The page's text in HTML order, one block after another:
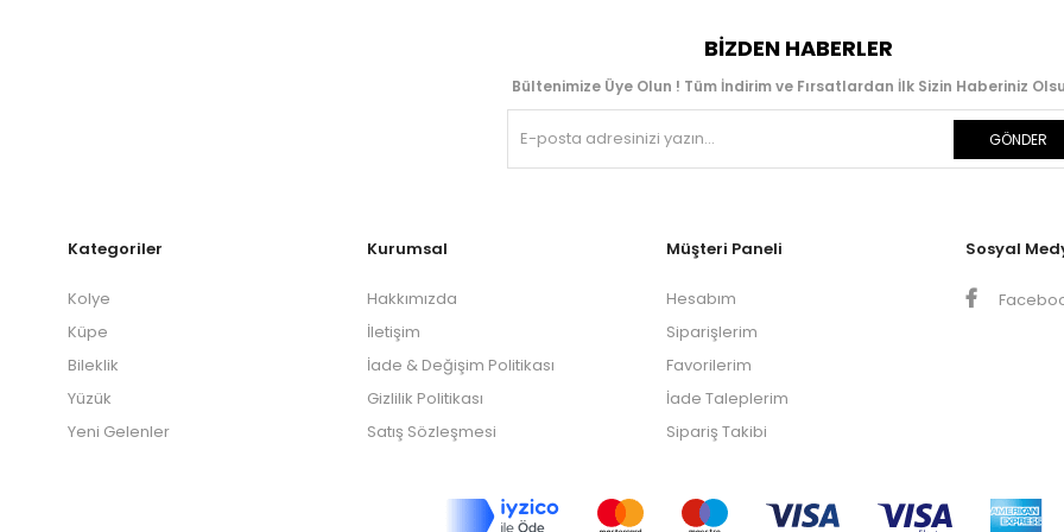
BIZDEN HABERLER
Bültenimize Üye Olun ! Tüm İndirim ve Fırsatlardan İlk Sizin Haberiniz
GÖNDER
Kategoriler
Kolye
Küpe
Bileklik
Yüzük
Yeni Gelenler
Kurumsal
Hakkımızda
İletişim
İade & Değişim Politikası
Gizlilik Politikası
Satış Sözleşmesi
Müşteri Paneli
Hesabım
Siparişlerim
Favorilerim
İade Taleplerim
Sipariş Takibi
Sosyal